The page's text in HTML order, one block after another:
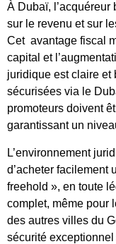
À Dubaï, l’acquéreur
sur le revenu et sur
Cet avantage fiscal
capital et
juridique est claire et
sécurisées via le
promoteurs doivent
garantissant un
L’environnement
d’acheter facilement
freehold », en toute
complet, même pour
des autres villes du
sécurité